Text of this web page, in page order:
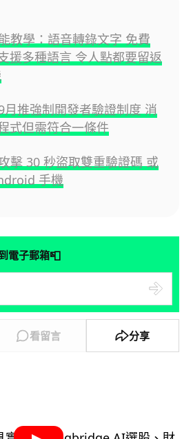
教學：語音轉錄文字 免費
援多種語言 令人點都要留返
推強制開發者驗證制度 消
式但需符合一條件
擊 30 秒盜取雙重驗證碼 或
手機
電子郵箱📮
看留言 分享